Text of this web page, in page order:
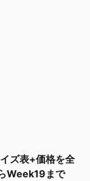
ズ表+価格を全
Week19まで